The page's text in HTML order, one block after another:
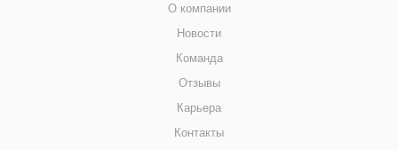
О компании
Новости
Команда
Отзывы
Карьера
Контакты